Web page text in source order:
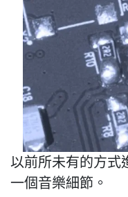
以前所未有的方式
一個音樂細節。